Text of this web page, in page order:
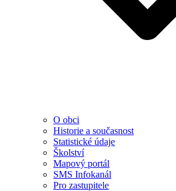
O obci
Historie a současnost
Statistické údaje
Školství
Mapový portál
SMS Infokanál
Pro zastupitele